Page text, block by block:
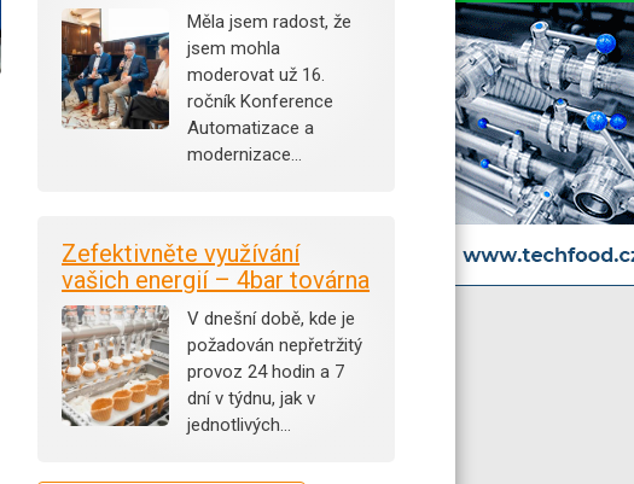
Měla jsem radost, že
jsem mohla
moderovat už 16.
ročník Konference
Automatizace a
modernizace…
Zefektivněte využívání
vašich energií – 4bar továrna
V dnešní době, kde je
požadován nepřetržitý
provoz 24 hodin a 7
dní v týdnu, jak v
jednotlivých…